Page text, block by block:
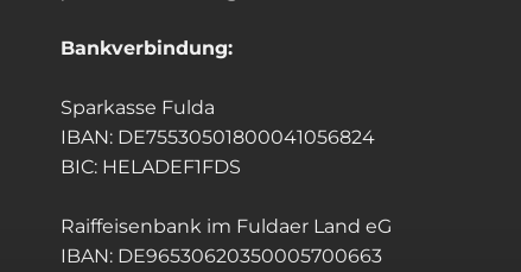
Bankverbindung:
Sparkasse Fulda
IBAN: DE75530501800041056824
BIC: HELADEF1FDS
Raiffeisenbank im Fuldaer Land eG
IBAN: DE96530620350005700663